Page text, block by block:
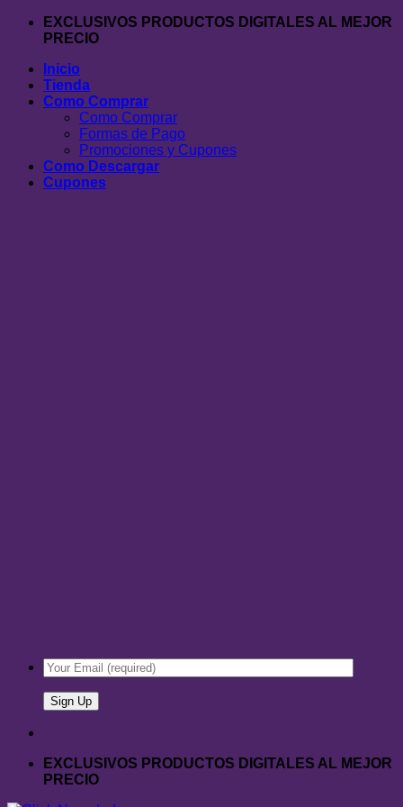
Saltar
EXCLUSIVOS PRODUCTOS DIGITALES AL MEJOR
PRECIO
Inicio
Tienda
Como Comprar
Como Comprar
Formas de Pago
Promociones y Cupones
Como Descargar
Cupones
EXCLUSIVOS PRODUCTOS DIGITALES AL MEJOR
PRECIO